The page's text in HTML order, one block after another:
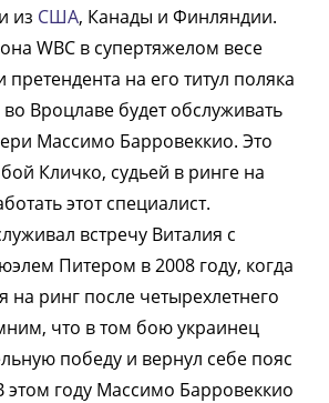
из США, Канады и Финляндии.
WBC в супертяжелом весе
на его титул поляка
Вроцлаве будет обслуживать
Массимо Барровеккио. Это
Кличко, судьей в ринге на
этот специалист.
встречу Виталия с
Питером в 2008 году, когда
на ринг после четырехлетнего
что в том бою украинец
победу и вернул себе пояс
этом году Массимо Барровеккио